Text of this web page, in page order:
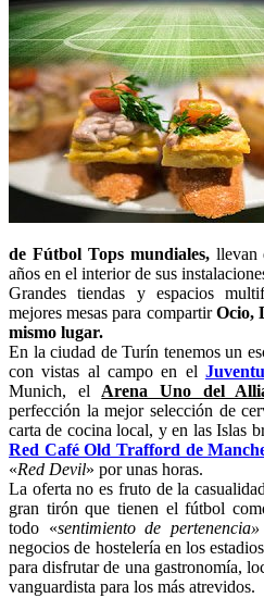
de Fútbol Tops mundiales, llevan
años en el interior de sus
Grandes tiendas y espacios
mejores mesas para compartirOcio,
mismo lugar.
En la ciudad de Turín tenemos un
con vistas al campo en el
Munich, el Arena Uno del
perfección la mejor selección de
carta de cocina local, y en las Islas
Red Café Old Trafford de
«Red Devil» por unas horas.
La oferta no es fruto de la
gran tirón que tienen el fútbol
todo «sentimiento de pertenencia»
negocios de hostelería en los
para disfrutar de una gastronomía,
vanguardista para los más atrevidos.